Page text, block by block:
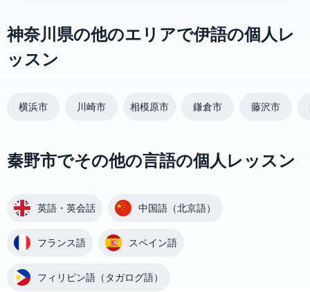
神奈川県の他のエリアで伊語の個人レ
ッスン
横浜市 川崎市 相模原市 鎌倉市 藤沢市
秦野市でその他の言語の個人レッスン
英語・英会話 中国語（北京語）
フランス語 スペイン語
フィリピン語（タガログ語）